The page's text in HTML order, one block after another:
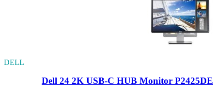
DELL
Dell 24 2K USB-C HUB Monitor P2425DE